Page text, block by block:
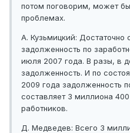
потом поговорим, может
проблемах.
А. Кузьмицкий: Достаточно
задолженность по
июля 2007 года. В разы, в
задолженность. И по
2009 года задолженность
составляет 3 миллиона
работников.
Д. Медведев: Всего 3